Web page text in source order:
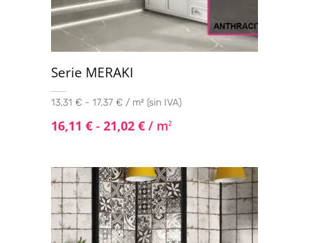
Serie MERAKI
13,31 € - 17,37 € / m² (sin IVA)
16,11 € - 21,02 € / m2